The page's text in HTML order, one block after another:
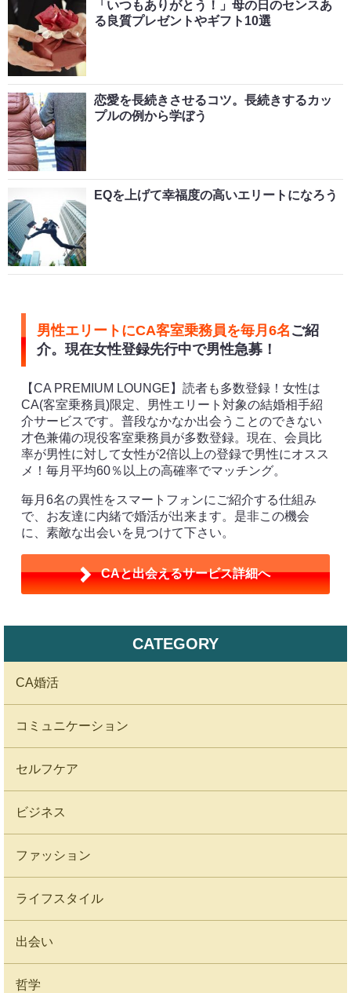
「いつもありがとう！」母の日のセンスあ
る良質プレゼントやギフト10選
恋愛を長続きさせるコツ。長続きするカッ
プルの例から学ぼう
EQを上げて幸福度の高いエリートになろう
男性エリートにCA客室乗務員を毎月6名 ご紹
介。現在女性登録先行中で男性急募！
【CA PREMIUM LOUNGE】読者も多数登録！女性は
CA(客室乗務員)限定、男性エリート対象の結婚相手紹
介サービスです。普段なかなか出会うことのできない
才色兼備の現役客室乗務員が多数登録。現在、会員比
率が男性に対して女性が2倍以上の登録で男性にオスス
メ！毎月平均60％以上の高確率でマッチング。
毎月6名の異性をスマートフォンにご紹介する仕組み
で、お友達に内緒で婚活が出来ます。是非この機会
に、素敵な出会いを見つけて下さい。
CAと出会えるサービス詳細へ
CATEGORY
CA婚活
コミュニケーション
セルフケア
ビジネス
ファッション
ライフスタイル
出会い
哲学